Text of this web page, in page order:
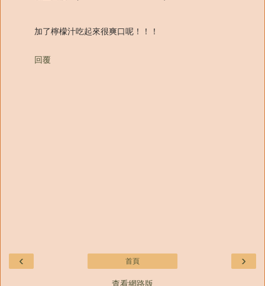
加了檸檬汁吃起來很爽口呢！！！
回覆
‹ ›
首頁
查看網路版